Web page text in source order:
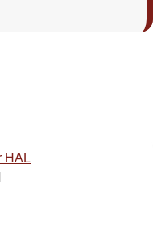
HAL